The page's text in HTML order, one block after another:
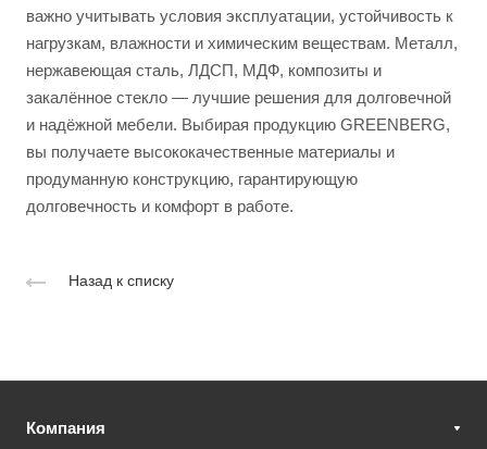
важно учитывать условия эксплуатации, устойчивость к
нагрузкам, влажности и химическим веществам. Металл,
нержавеющая сталь, ЛДСП, МДФ, композиты и
закалённое стекло — лучшие решения для долговечной
и надёжной мебели. Выбирая продукцию GREENBERG,
вы получаете высококачественные материалы и
продуманную конструкцию, гарантирующую
долговечность и комфорт в работе.
Назад к списку
Компания